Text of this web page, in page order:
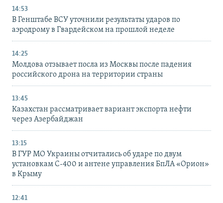
14:53
В Генштабе ВСУ уточнили результаты ударов по
аэродрому в Гвардейском на прошлой неделе
14:25
Молдова отзывает посла из Москвы после падения
российского дрона на территории страны
13:45
Казахстан рассматривает вариант экспорта нефти
через Азербайджан
13:15
В ГУР МО Украины отчитались об ударе по двум
установкам С-400 и антене управления БпЛА «Орион»
в Крыму
12:41